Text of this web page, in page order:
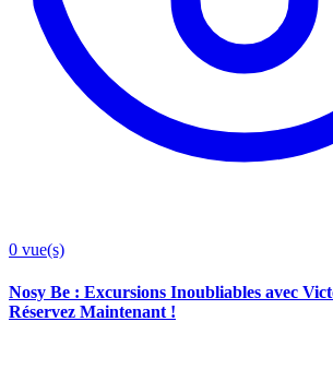
0 vue(s)
Nosy Be : Excursions Inoubliables avec
Réservez Maintenant !